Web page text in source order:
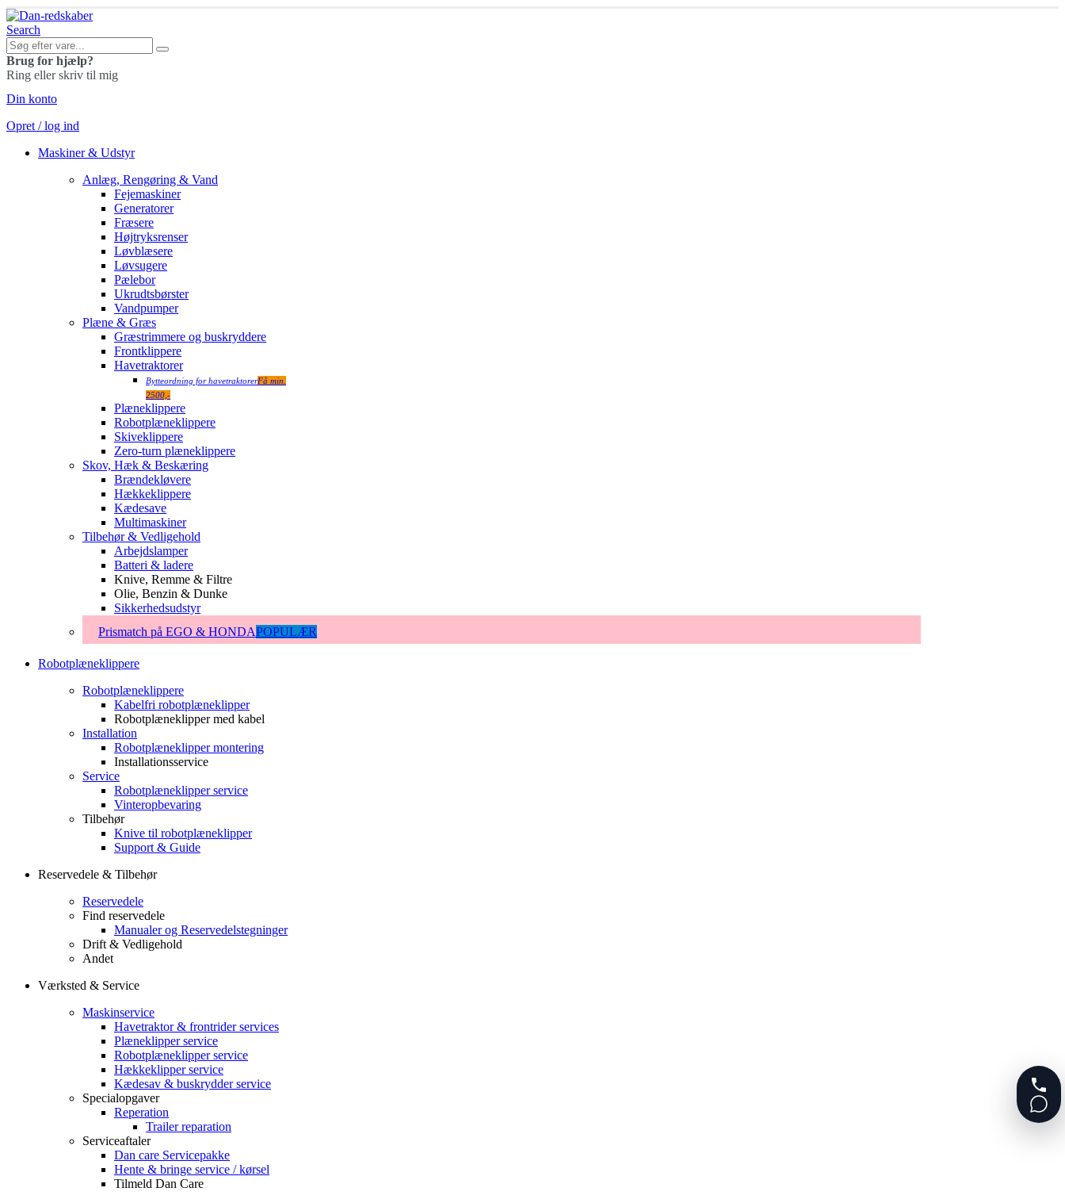
Search
Brug for hjælp?
Ring eller skriv til mig
Din konto
Opret / log ind
Maskiner & Udstyr
Anlæg, Rengøring & Vand
Fejemaskiner
Generatorer
Fræsere
Højtryksrenser
Løvblæsere
Løvsugere
Pælebor
Ukrudtsbørster
Vandpumper
Plæne & Græs
Græstrimmere og buskryddere
Frontklippere
Havetraktorer
Bytteordning for havetraktorerFå min.
2500,-
Plæneklippere
Robotplæneklippere
Skiveklippere
Zero-turn plæneklippere
Skov, Hæk & Beskæring
Brændekløvere
Hækkeklippere
Kædesave
Multimaskiner
Tilbehør & Vedligehold
Arbejdslamper
Batteri & ladere
Knive, Remme & Filtre
Olie, Benzin & Dunke
Sikkerhedsudstyr
Prismatch på EGO & HONDAPOPULÆR
Robotplæneklippere
Robotplæneklippere
Kabelfri robotplæneklipper
Robotplæneklipper med kabel
Installation
Robotplæneklipper montering
Installationsservice
Service
Robotplæneklipper service
Vinteropbevaring
Tilbehør
Knive til robotplæneklipper
Support & Guide
Reservedele & Tilbehør
Reservedele
Find reservedele
Manualer og Reservedelstegninger
Drift & Vedligehold
Andet
Værksted & Service
Maskinservice
Havetraktor & frontrider services
Plæneklipper service
Robotplæneklipper service
Hækkeklipper service
Kædesav & buskrydder service
Specialopgaver
Reperation
Trailer reparation
Serviceaftaler
Dan care Servicepakke
Hente & bringe service / kørsel
Tilmeld Dan Care